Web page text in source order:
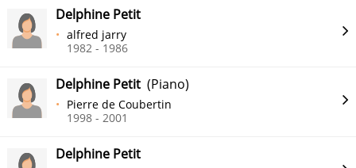
Delphine Petit
alfred jarry
1982 - 1986
Delphine Petit (Piano)
Pierre de Coubertin
1998 - 2001
Delphine Petit